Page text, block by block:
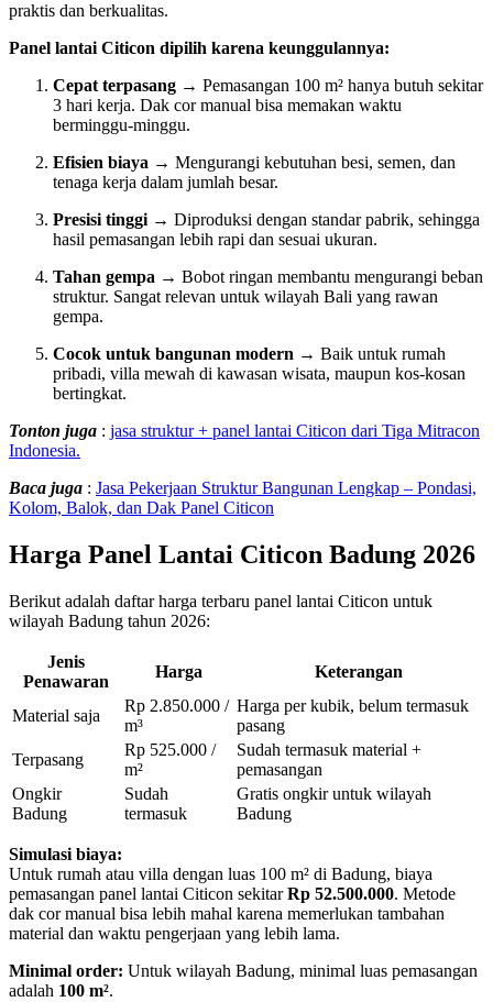
praktis dan berkualitas.
Panel lantai Citicon dipilih karena keunggulannya:
Cepat terpasang → Pemasangan 100 m² hanya butuh sekitar
3 hari kerja. Dak cor manual bisa memakan waktu
berminggu-minggu.
Efisien biaya → Mengurangi kebutuhan besi, semen, dan
tenaga kerja dalam jumlah besar.
Presisi tinggi→ Diproduksi dengan standar pabrik, sehingga
hasil pemasangan lebih rapi dan sesuai ukuran.
Tahan gempa → Bobot ringan membantu mengurangi beban
struktur. Sangat relevan untuk wilayah Bali yang rawan
gempa.
Cocok untuk bangunan modern → Baik untuk rumah
pribadi, villa mewah di kawasan wisata, maupun kos-kosan
bertingkat.
Tonton juga : jasa struktur + panel lantai Citicon dari Tiga Mitracon
Indonesia.
Baca juga : Jasa Pekerjaan Struktur Bangunan Lengkap – Pondasi,
Kolom, Balok, dan Dak Panel Citicon
Harga Panel Lantai Citicon Badung 2026
Berikut adalah daftar harga terbaru panel lantai Citicon untuk
wilayah Badung tahun 2026:
Jenis
Penawaran
Harga Keterangan
Material saja
Rp 2.850.000 /
m³
Harga per kubik, belum termasuk
pasang
Terpasang
Rp 525.000 /
m²
Sudah termasuk material +
pemasangan
Ongkir
Badung
Sudah
termasuk
Gratis ongkir untuk wilayah
Badung
Simulasi biaya:
Untuk rumah atau villa dengan luas 100 m² di Badung, biaya
pemasangan panel lantai Citicon sekitarRp 52.500.000. Metode
dak cor manual bisa lebih mahal karena memerlukan tambahan
material dan waktu pengerjaan yang lebih lama.
Minimal order: Untuk wilayah Badung, minimal luas pemasangan
adalah 100 m².